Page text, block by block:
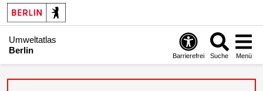
Umweltatlas
Berlin
Barrierefrei Suche Menü